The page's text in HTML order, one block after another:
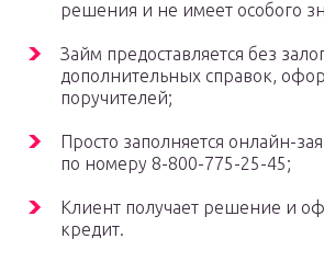
решения и не имеет особого
Займ предоставляется без
дополнительных справок,
поручителей;
Просто заполняется онлайн-
по номеру 8-800-775-25-45;
Клиент получает решение и
кредит.